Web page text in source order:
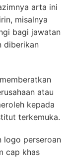
arta ini
misalnya
bagi jawatan
diberikan
atau
kepada
terkemuka.
logo perseroan
cap khas